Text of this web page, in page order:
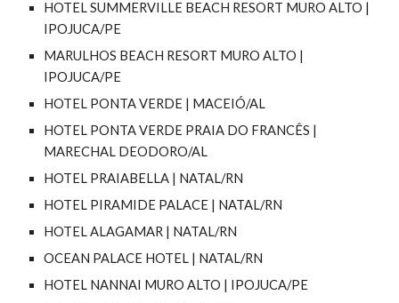
HOTEL SUMMERVILLE BEACH RESORT MURO ALTO |
IPOJUCA/PE
MARULHOS BEACH RESORT MURO ALTO |
IPOJUCA/PE
HOTEL PONTA VERDE | MACEIÓ/AL
HOTEL PONTA VERDE PRAIA DO FRANCÊS |
MARECHAL DEODORO/AL
HOTEL PRAIABELLA | NATAL/RN
HOTEL PIRAMIDE PALACE | NATAL/RN
HOTEL ALAGAMAR | NATAL/RN
OCEAN PALACE HOTEL | NATAL/RN
HOTEL NANNAI MURO ALTO | IPOJUCA/PE